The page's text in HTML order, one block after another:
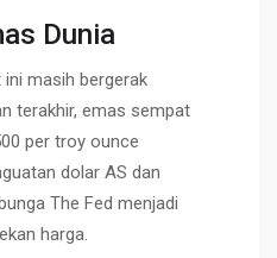
Dunia
masih bergerak
terakhir, emas sempat
per troy ounce
dolar AS dan
The Fed menjadi
harga.